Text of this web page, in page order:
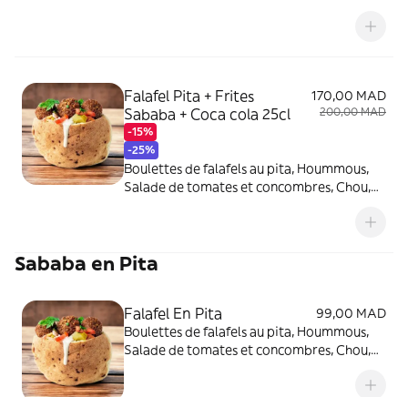
Falafel Pita + Frites
Sababa + Coca cola 25cl
-15%
-25%
170,00 MAD
200,00 MAD
Boulettes de falafels au pita, Hoummous,
Salade de tomates et concombres, Chou,
Sababa en Pita
Falafel En Pita
99,00 MAD
Boulettes de falafels au pita, Hoummous,
Salade de tomates et concombres, Chou,